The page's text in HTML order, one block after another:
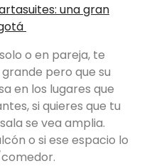
una gran
o en pareja, te
pero que su
en los lugares que
si quieres que tu
se vea amplia.
o si ese espacio lo